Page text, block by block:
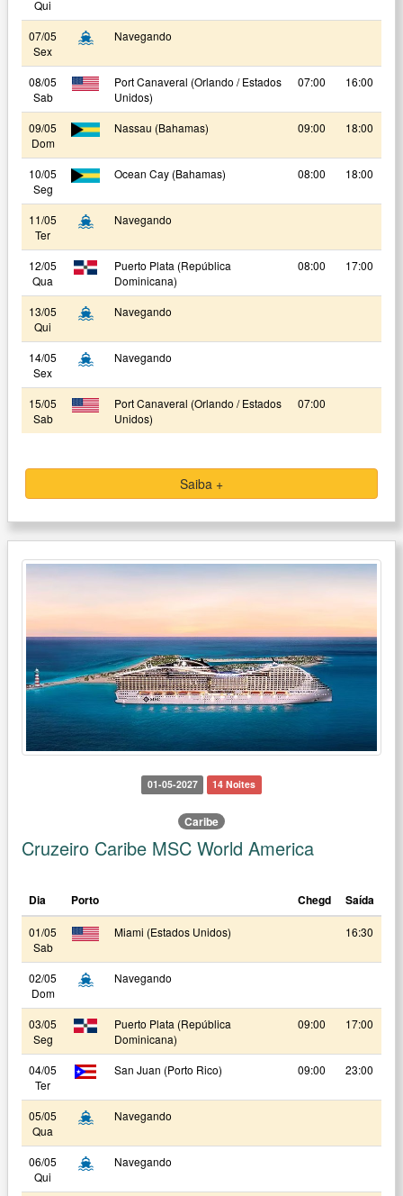
Qui
07/05
Sex
Navegando
08/05
Sab
Port Canaveral (Orlando / Estados
Unidos)
07:00 16:00
09/05
Dom
Nassau (Bahamas) 09:00 18:00
10/05
Seg
Ocean Cay (Bahamas) 08:00 18:00
11/05
Ter
Navegando
12/05
Qua
Puerto Plata (República
Dominicana)
08:00 17:00
13/05
Qui
Navegando
14/05
Sex
Navegando
15/05
Sab
Port Canaveral (Orlando / Estados
Unidos)
07:00
Saiba +
01-05-2027 14 Noites
Caribe
Cruzeiro Caribe MSC World America
Dia Porto Chegd Saída
01/05
Sab
Miami (Estados Unidos) 16:30
02/05
Dom
Navegando
03/05
Seg
Puerto Plata (República
Dominicana)
09:00 17:00
04/05
Ter
San Juan (Porto Rico) 09:00 23:00
05/05
Qua
Navegando
06/05
Qui
Navegando